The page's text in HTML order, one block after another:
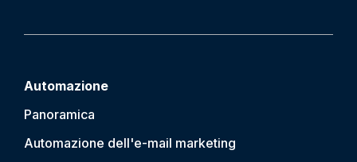
Automazione
Panoramica
Automazione dell'e-mail marketing